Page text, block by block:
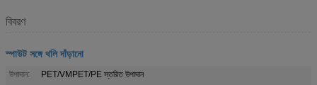
বিবরণ
স্পাউট সঙ্গে থলি দাঁড়ানো
উপাদান:
PET/VMPET/PE স্তরিত উপাদান